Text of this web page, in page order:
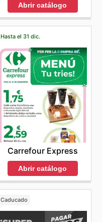
Abrir catálogo
Hasta el 31 dic.
Carrefour Express
Abrir catálogo
Caducado